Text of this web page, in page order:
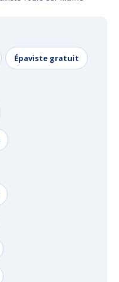
Épaviste gratuit